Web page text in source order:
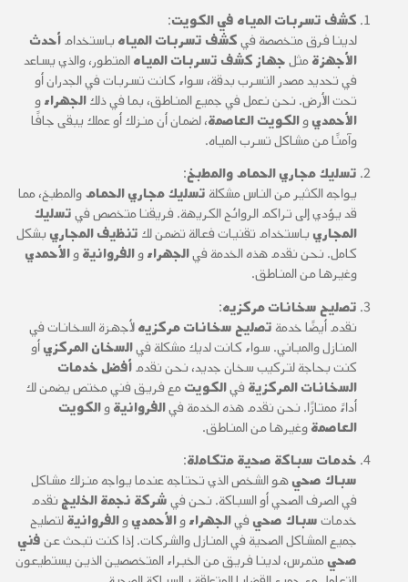
كشف تسربات المياه في الكويت:
لدينا فرق متخصصة فيكشف تسربات المياه باستخدامأحدث
الأجهزةمثلجهاز كشف تسربات المياهالمتطور، والذي يساعد
في تحديد مصدر التسرب بدقة، سواء كانت تسربات في الجدران أو
تحت الأرض. نحن نعمل في جميع المناطق، بما في ذلكالجهراءو
الأحمديوالكويت العاصمة، لضمان أن منزلك أو عملك يبقى جافًا
وآمنًا من مشاكل تسرب المياه.
تسليك مجاري الحمام والمطبخ:
يواجه الكثير من الناس مشكلة تسليك مجاري الحماموالمطبخ، مما
قد يؤدي إلى تراكم الروائح الكريهة. فريقنا متخصص فيتسليك
المجاري باستخدام تقنيات فعالة تضمن لك تنظيف المجاري بشكل
كامل. نحن نقدم هذه الخدمة فيالجهراءوالفروانيةوالأحمدي
وغيرها من المناطق.
تصليح سخانات مركزيه:
نقدم أيضًا خدمة تصليح سخانات مركزيهلأجهزة السخانات في
المنازل والمباني. سواء كانت لديك مشكلة فيالسخان المركزيأو
كنت بحاجة لتركيب سخان جديد، نحن نقدمأفضل خدمات
السخانات المركزية فيالكويتمع فريق فني مختص يضمن لك
أداءً ممتازًا. نحن نقدم هذه الخدمة فيالفروانيةوالكويت
العاصمةوغيرها من المناطق.
خدمات سباكة صحية متكاملة:
سباك صحيهو الشخص الذي تحتاجه عندما يواجه منزلك مشاكل
في الصرف الصحي أو السباكة. نحن فيشركة نجمة الخليج نقدم
خدماتسباك صحي فيالجهراءوالأحمديوالفروانيةلتصليح
جميع المشاكل الصحية في المنازل والشركات. إذا كنت تبحث عنفني
صحيمتمرس، لدينا فريق من الخبراء المتخصصين الذين يستطيعون